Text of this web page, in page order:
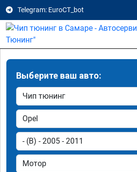
Telegram: EuroCT_bot
Выберите ваш авто: